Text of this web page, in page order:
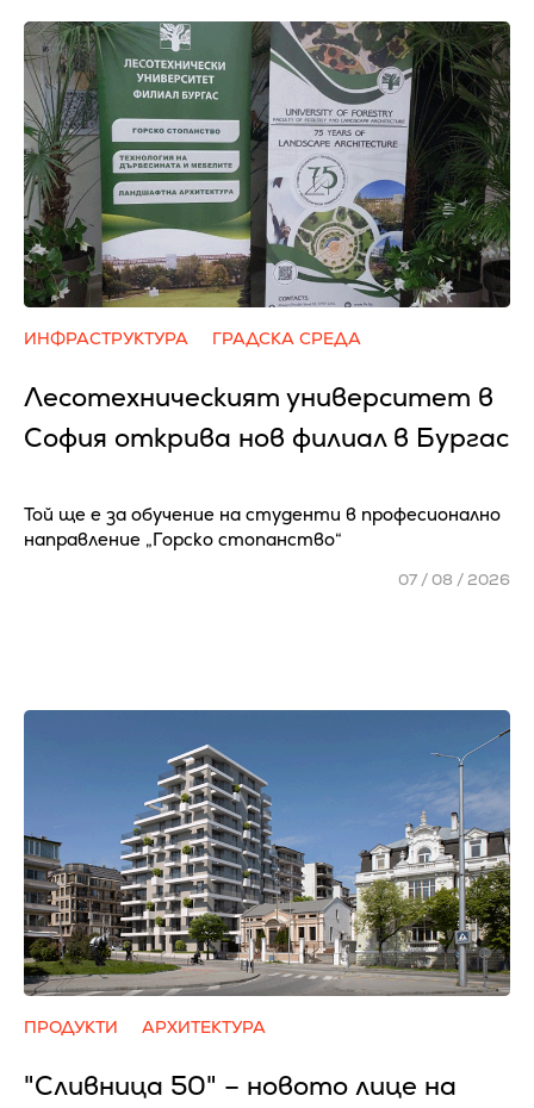
ИНФРАСТРУКТУРА ГРАДСКА СРЕДА
Лесотехническият университет в
София открива нов филиал в Бургас
Той ще е за обучение на студенти в професионално
направление „Горско стопанство“
07 / 08 / 2026
ПРОДУКТИ АРХИТЕКТУРА
"Сливница 50" – новото лице на